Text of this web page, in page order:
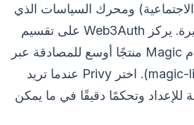
ومحرك السياسات الذي
تحتاجه التطبيقات الكبيرة. يركز Web3Auth على تقسيم
مفتاح MPC؛ بينما يقدم Magic منتجًا أوسع للمصادقة عبر
الروابط السحرية (magic-link). اختر Privy عندما تريد
وتحكمًا دقيقًا في ما يمكن